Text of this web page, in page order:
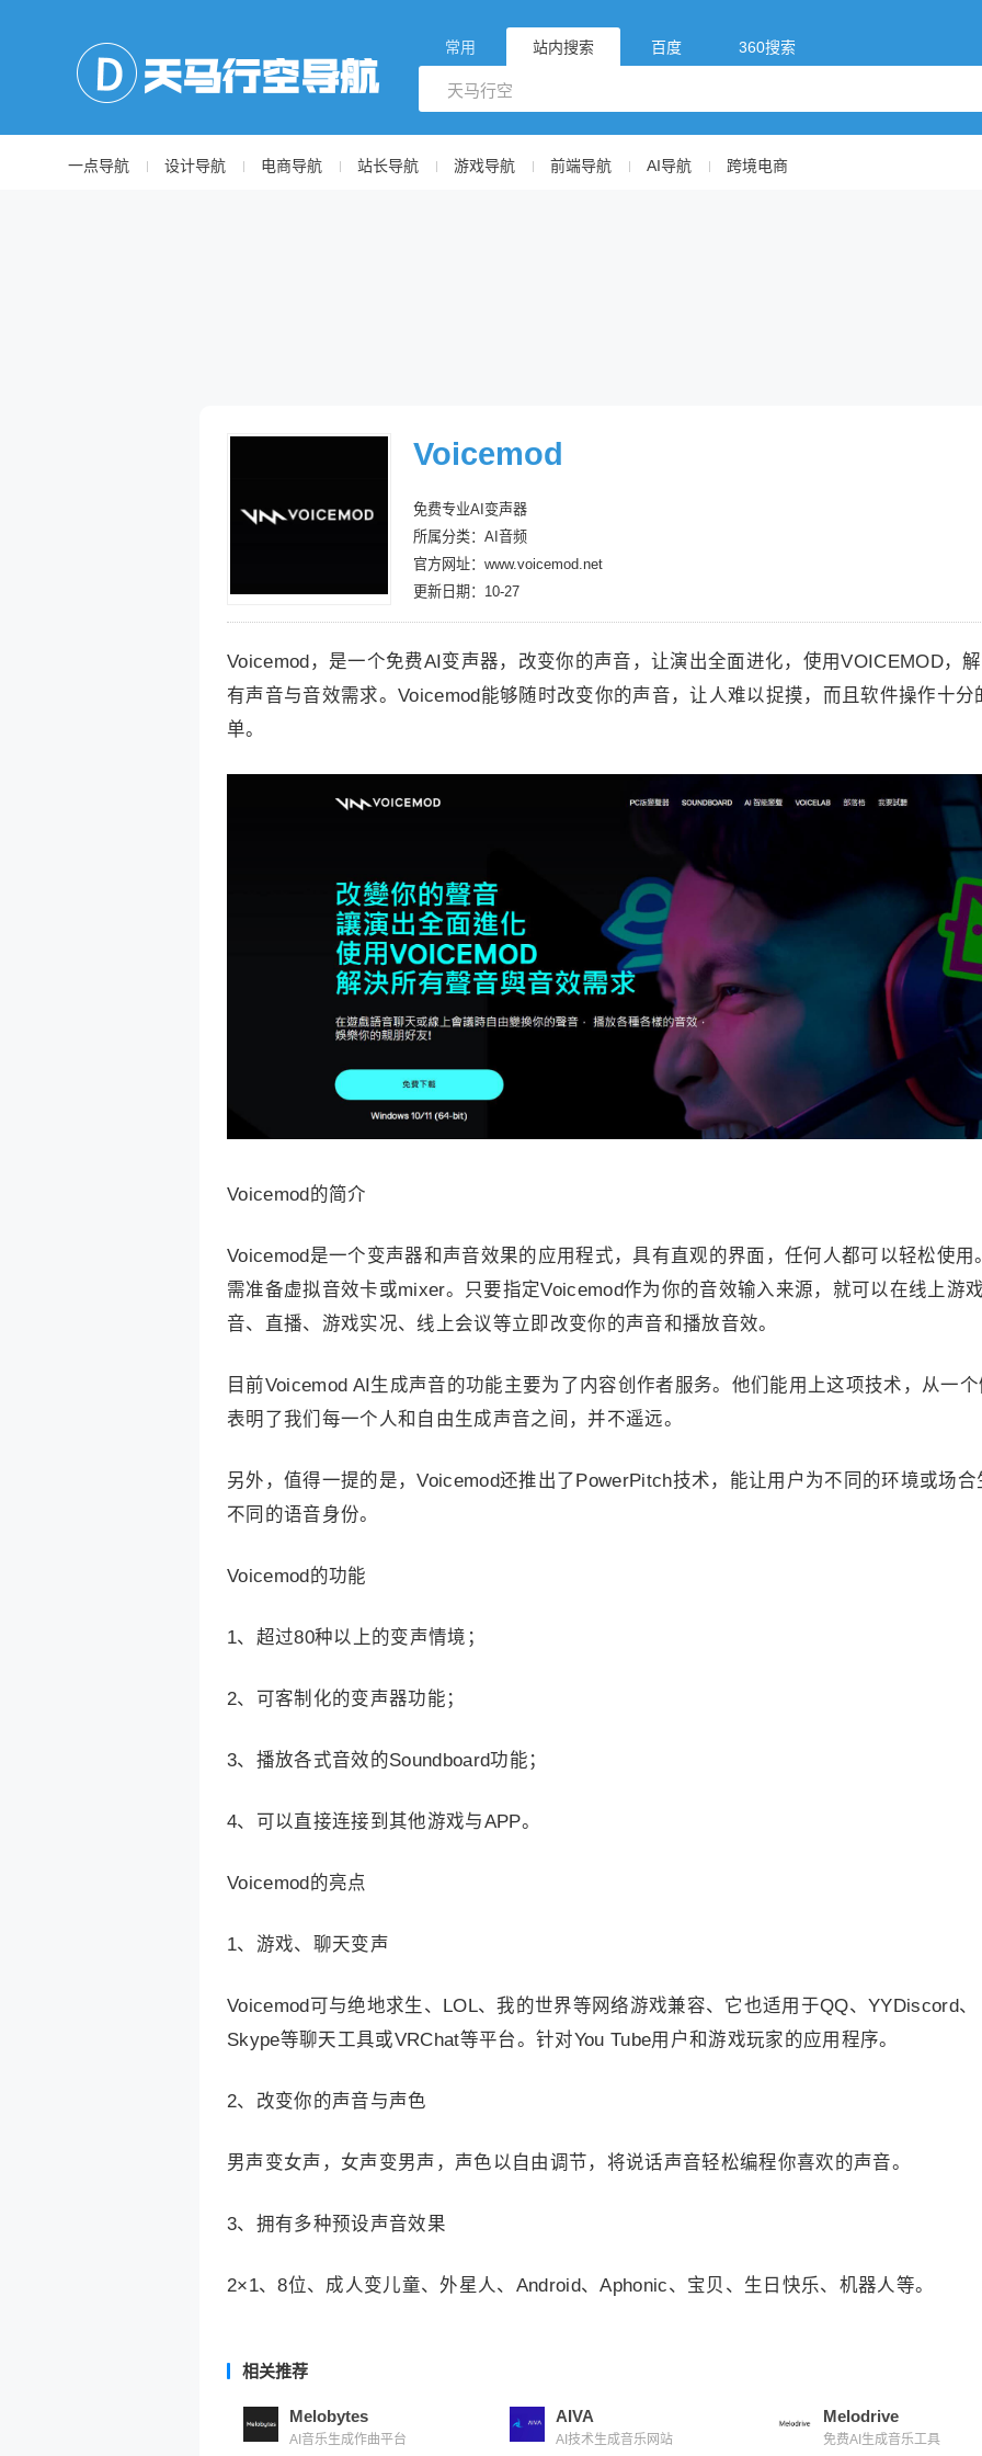
常用 站内搜索 百度 360搜索
一点导航 设计导航 电商导航 站长导航 游戏导航 前端导航 AI导航 跨境电商
Voicemod
免费专业AI变声器
所属分类：AI音频
官方网址：www.voicemod.net
更新日期：10-27
Voicemod，是一个免费AI变声器，改变你的声音，让演出全面进化，使用VOICEMOD，
有声音与音效需求。Voicemod能够随时改变你的声音，让人难以捉摸，而且软件操作十分
单。
Voicemod的简介
Voicemod是一个变声器和声音效果的应用程式，具有直观的界面，任何人都可以轻松使用
需准备虚拟音效卡或mixer。只要指定Voicemod作为你的音效输入来源，就可以在线上游
音、直播、游戏实况、线上会议等立即改变你的声音和播放音效。
目前Voicemod AI生成声音的功能主要为了内容创作者服务。他们能用上这项技术，从一
表明了我们每一个人和自由生成声音之间，并不遥远。
另外，值得一提的是，Voicemod还推出了PowerPitch技术，能让用户为不同的环境或场合
不同的语音身份。
Voicemod的功能
1、超过80种以上的变声情境；
2、可客制化的变声器功能；
3、播放各式音效的Soundboard功能；
4、可以直接连接到其他游戏与APP。
Voicemod的亮点
1、游戏、聊天变声
Voicemod可与绝地求生、LOL、我的世界等网络游戏兼容、它也适用于QQ、YYDiscord、
Skype等聊天工具或VRChat等平台。针对You Tube用户和游戏玩家的应用程序。
2、改变你的声音与声色
男声变女声，女声变男声，声色以自由调节，将说话声音轻松编程你喜欢的声音。
3、拥有多种预设声音效果
2×1、8位、成人变儿童、外星人、Android、Aphonic、宝贝、生日快乐、机器人等。
相关推荐
Melobytes
AI音乐生成作曲平台
AIVA
AI技术生成音乐网站
Melodrive
免费AI生成音乐工具